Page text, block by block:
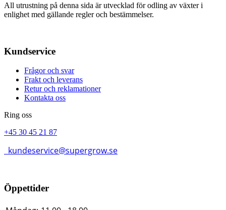
All utrustning på denna sida är utvecklad för odling av växter i
enlighet med gällande regler och bestämmelser.
Kundservice
Frågor och svar
Frakt och leverans
Retur och reklamationer
Kontakta oss
Ring oss
+45 30 45 21 87
kundeservice@supergrow.se
Öppettider